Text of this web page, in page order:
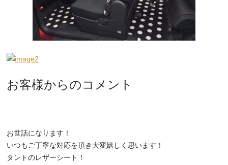
お客様からのコメント
お世話になります！
いつもご丁寧な対応を頂き大変嬉しく思います！
タントのレザーシート！